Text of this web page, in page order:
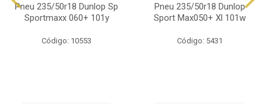
Pneu 235/50r18 Dunlop Sp
Sportmaxx 060+ 101y
Código: 10553
Pneu 235/50r18 Dunlop
Sport Max050+ Xl 101w
Código: 5431